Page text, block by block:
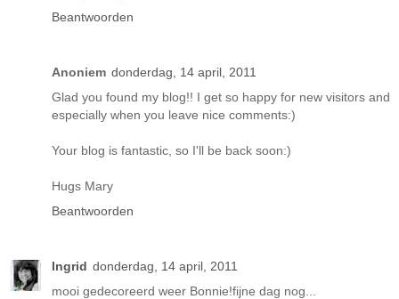
Beantwoorden
Anoniem donderdag, 14 april, 2011
Glad you found my blog!! I get so happy for new visitors and
especially when you leave nice comments:)
Your blog is fantastic, so I'll be back soon:)
Hugs Mary
Beantwoorden
Ingrid donderdag, 14 april, 2011
mooi gedecoreerd weer Bonnie!fijne dag nog...